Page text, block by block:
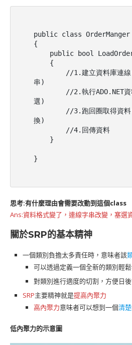
public class OrderManger
{
串)
選)
換)
}
思考:有什麼理由會需要改動到這個class
Ans:資料格式變了，連線字串改變，塞選
關於SRP的基本精神
一個類別負擔太多責任時，意味者該
可以透過定義一個全新的類別輕
對類別進行適度的切割，方便日
SRP主要精神就是提高內聚力
高內聚力意味者可以想到一個清
低內聚力的示意圖